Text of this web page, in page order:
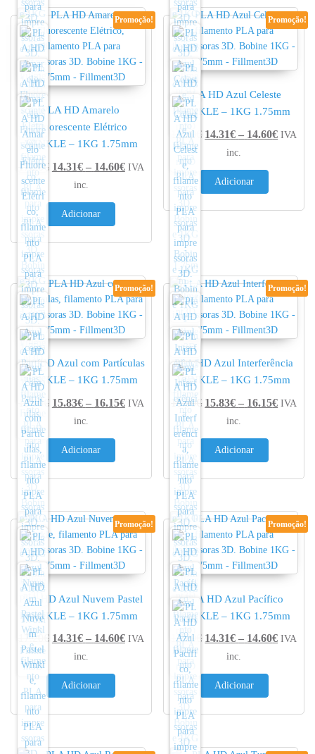
Promoção!
PLA HD Amarelo
Fluorescente Elétrico
WINKLE – 1KG 1.75mm
17.20€ 14.31€ – 14.60€Price range: 14.31€ through 14.60€
IVA
inc.
Adicionar
Promoção!
PLA HD Azul Celeste
WINKLE – 1KG 1.75mm
17.20 € 14.31€ – 14.60€Price
IVA
inc.
Adicionar
Promoção!
PLA HD Azul com Partículas
WINKLE – 1KG 1.75mm
18.90€ 15.83€ – 16.15€Price range: 15.83€ through 16.15€
IVA
inc.
Adicionar
Promoção!
PLA HD Azul Interferência
WINKLE – 1KG 1.75mm
18.90€ 15.83€ – 16.15€Price
IVA
inc.
Adicionar
Promoção!
PLA HD Azul Nuvem Pastel
WINKLE – 1KG 1.75mm
17.20 € 14.31€ – 14.60€Price range: 14.31€ through 14.60€
IVA
inc.
Adicionar
Promoção!
PLA HD Azul Pacífico
WINKLE – 1KG 1.75mm
17.20 € 14.31€ – 14.60€Price
IVA
inc.
Adicionar